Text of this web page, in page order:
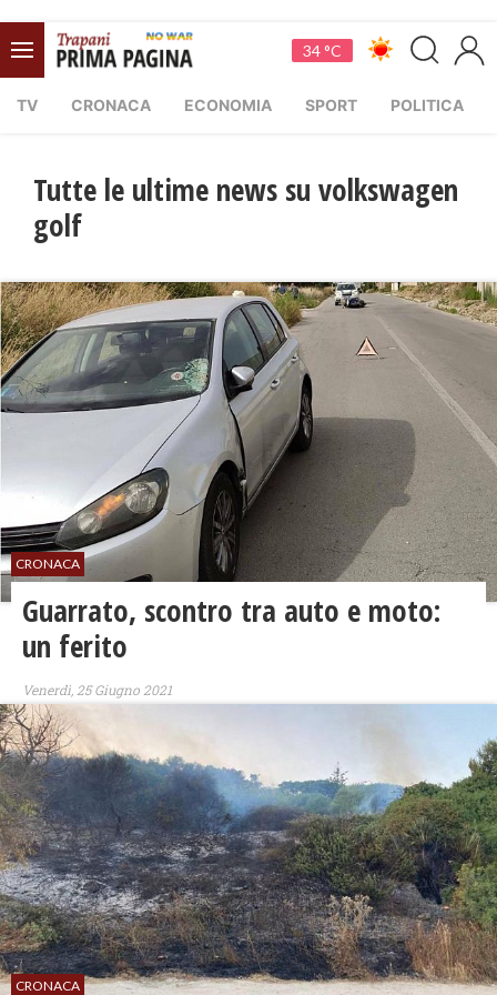
34 °C
TV CRONACA ECONOMIA SPORT POLITICA
Tutte le ultime news su volkswagen
golf
CRONACA
Guarrato, scontro tra auto e moto:
un ferito
Venerdì, 25 Giugno 2021
CRONACA